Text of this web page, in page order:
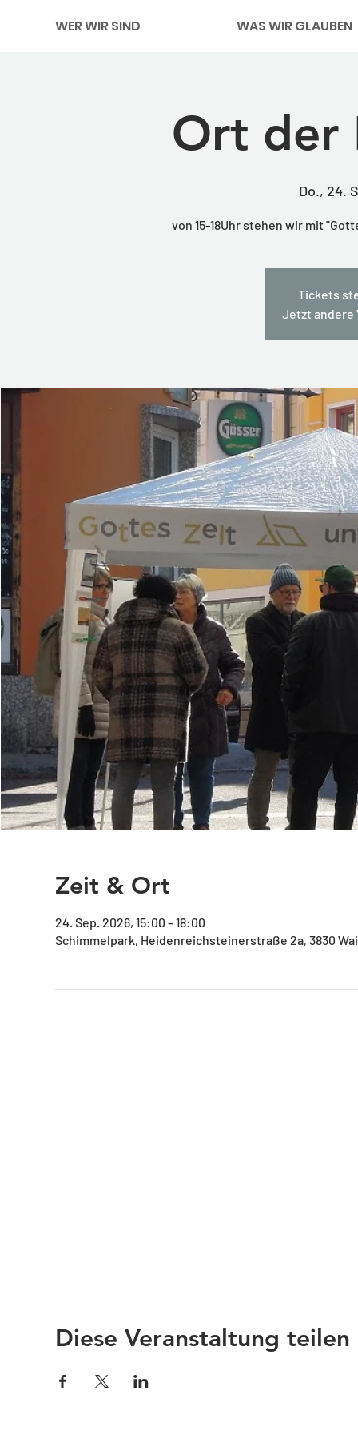
WER WIR SIND WAS WIR GLAUBEN
Ort der
Do., 24.
von 15-18Uhr stehen wir mit
Tickets
Jetzt andere
Zeit & Ort
24. Sep. 2026, 15:00 – 18:00
Schimmelpark, Heidenreichsteinerstraße 2a, 3830
Diese Veranstaltung teilen